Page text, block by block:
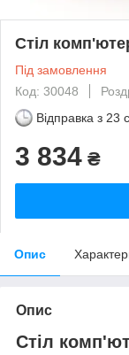
Стіл
Під замовлення
Код: 30048
Відправка з 23
3 834 ₴
Опис
Опис
Стіл